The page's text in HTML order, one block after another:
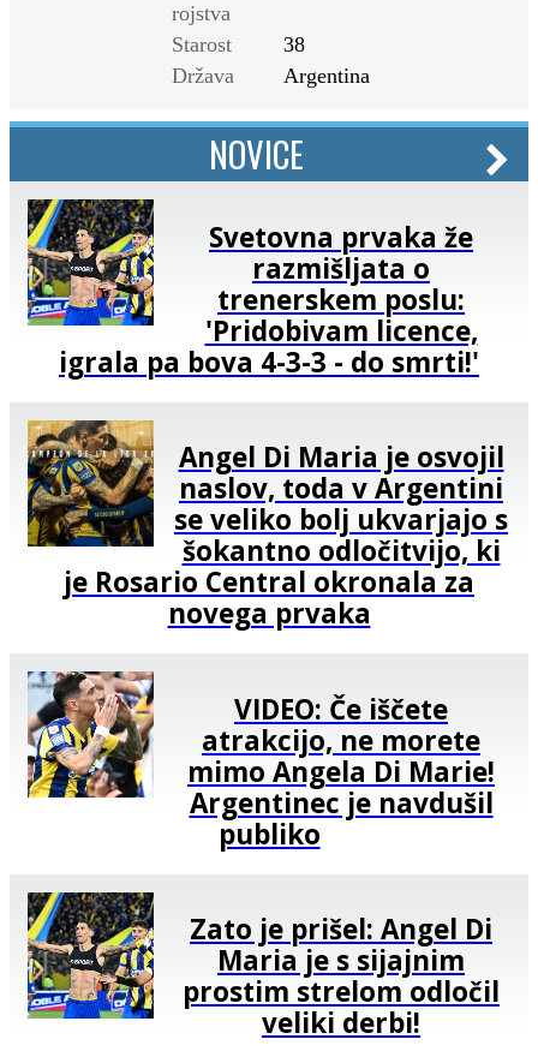
rojstva
Starost
38
Država
Argentina
NOVICE
Svetovna prvaka že
razmišljata o
trenerskem poslu:
'Pridobivam licence,
igrala pa bova 4-3-3 - do smrti!'
Angel Di Maria je osvojil
naslov, toda v Argentini
se veliko bolj ukvarjajo s
šokantno odločitvijo, ki
je Rosario Central okronala za
novega prvaka
VIDEO: Če iščete
atrakcijo, ne morete
mimo Angela Di Marie!
Argentinec je navdušil
publiko
Zato je prišel: Angel Di
Maria je s sijajnim
prostim strelom odločil
veliki derbi!